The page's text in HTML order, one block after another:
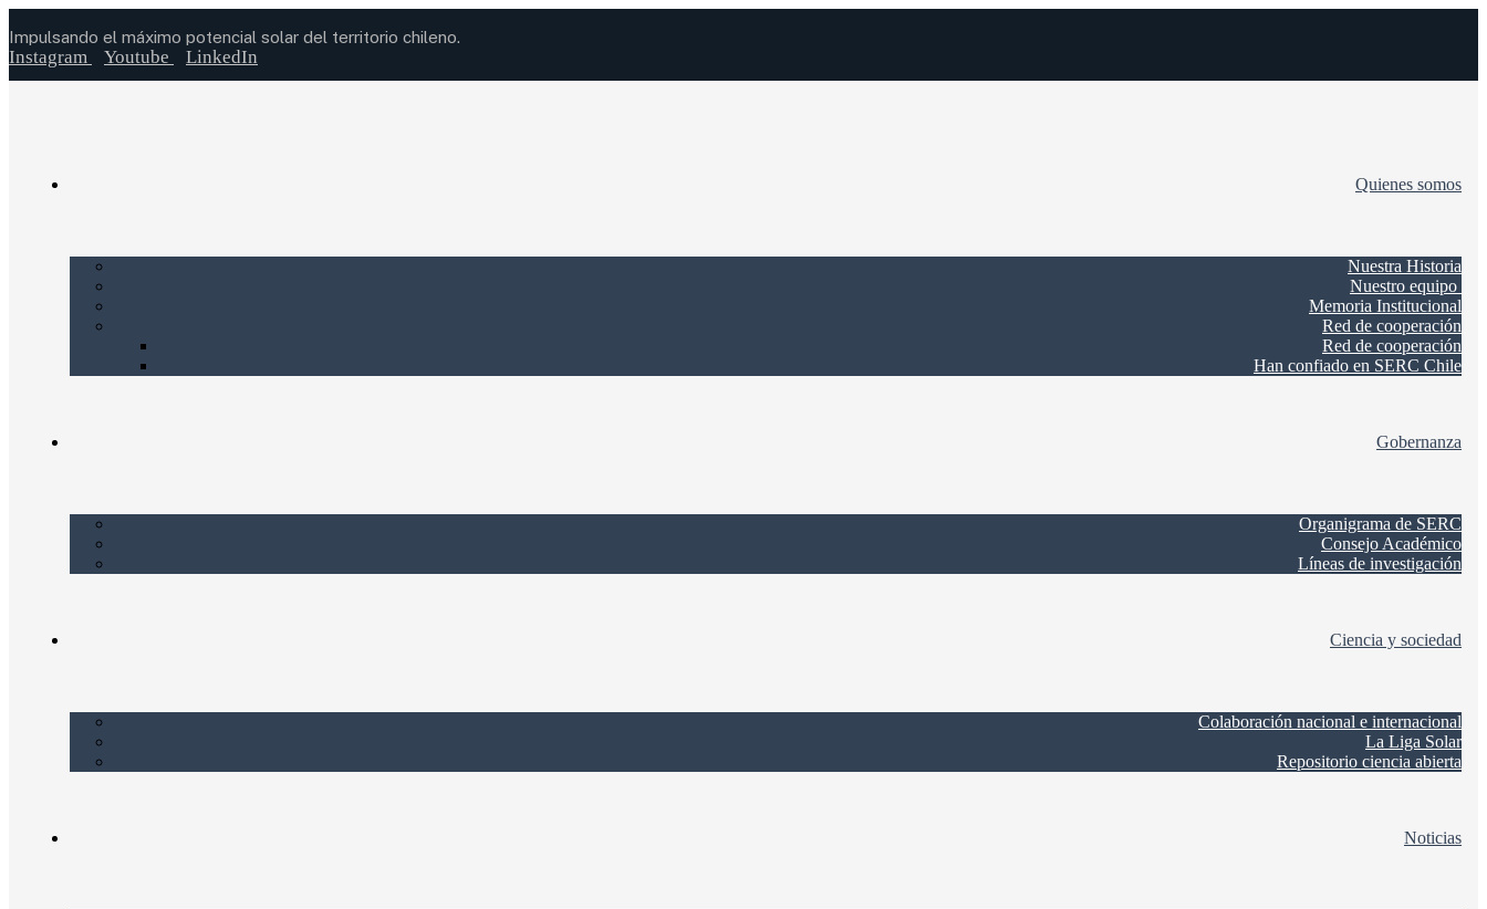
Impulsando el máximo potencial solar del territorio chileno.
Instagram Youtube LinkedIn
Quienes somos
Nuestra Historia
Nuestro equipo
Memoria Institucional
Red de cooperación
Red de cooperación
Han confiado en SERC Chile
Gobernanza
Organigrama de SERC
Consejo Académico
Líneas de investigación
Ciencia y sociedad
Colaboración nacional e internacional
La Liga Solar
Repositorio ciencia abierta
Noticias